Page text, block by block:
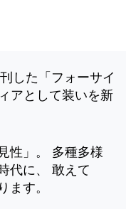
した「フォーサイ
アとして装いを新
性」。 多種多様
代に、 敢えて
ます。